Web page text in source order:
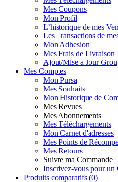
Mes Coupons
Mon Profil
L’historique de mes
Les Transactions de
Mon Adhesion
Mes Frais de Livraison
Ajout/Mise a Jour
Mes Comptes
Mon Pursa
Mes Souhaits
Mon Historique de
Mes Revues
Mes Abonnements
Mes Téléchargements
Mon Carnet d'adresses
Mes Points de
Mes Retours
Suivre ma Commande
Inscrivez-vous pour un
Produits comparatifs (0)